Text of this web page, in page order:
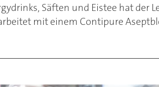
Säften und Eistee hat
mit einem Contipure